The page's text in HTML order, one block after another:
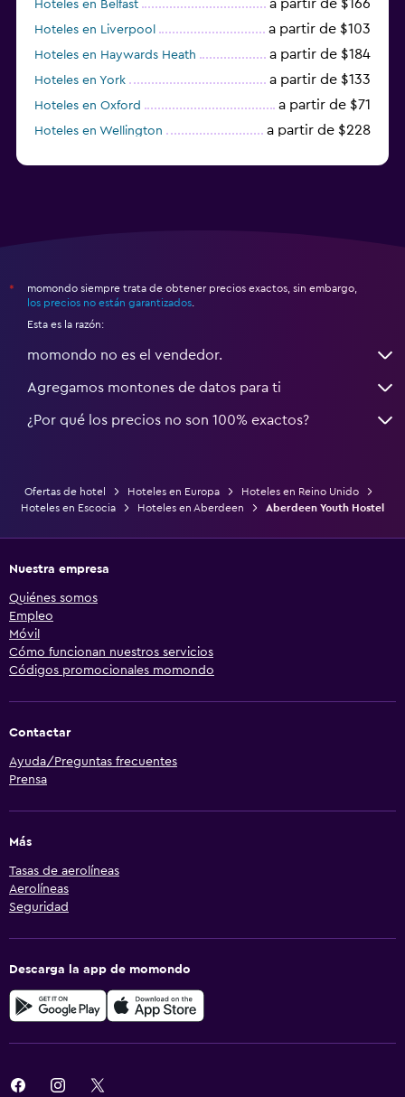
Hoteles en Belfast a partir de $166
Hoteles en Liverpool a partir de $103
Hoteles en Haywards Heath a partir de $184
Hoteles en York a partir de $133
Hoteles en Oxford a partir de $71
Hoteles en Wellington a partir de $228
*
momondo siempre trata de obtener precios exactos, sin embargo,
los precios no están garantizados
Esta es la razón:
momondo no es el vendedor.
Agregamos montones de datos para ti
¿Por qué los precios no son 100% exactos?
Ofertas de hotel Hoteles en Europa
Hoteles en Reino Unido
Hoteles en Escocia
Hoteles en Aberdeen Aberdeen Youth Hostel
Nuestra empresa
Quiénes somos
Empleo
Móvil
Cómo funcionan nuestros servicios
Códigos promocionales momondo
Contactar
Ayuda/Preguntas frecuentes
Prensa
Más
Tasas de aerolíneas
Aerolíneas
Seguridad
Descarga la app de momondo